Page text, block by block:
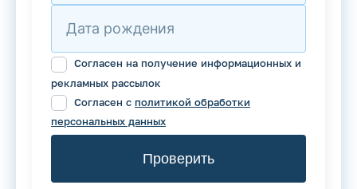
Дата рождения
Согласен на получение информационных и
рекламных рассылок
Согласен с политикой обработки
персональных данных
Проверить